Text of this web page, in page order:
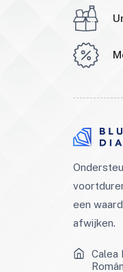
een
afwijken.
Calea